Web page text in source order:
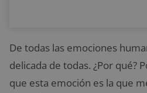
De todas las emociones
delicada de todas. ¿Por qué?
que esta emoción es la que